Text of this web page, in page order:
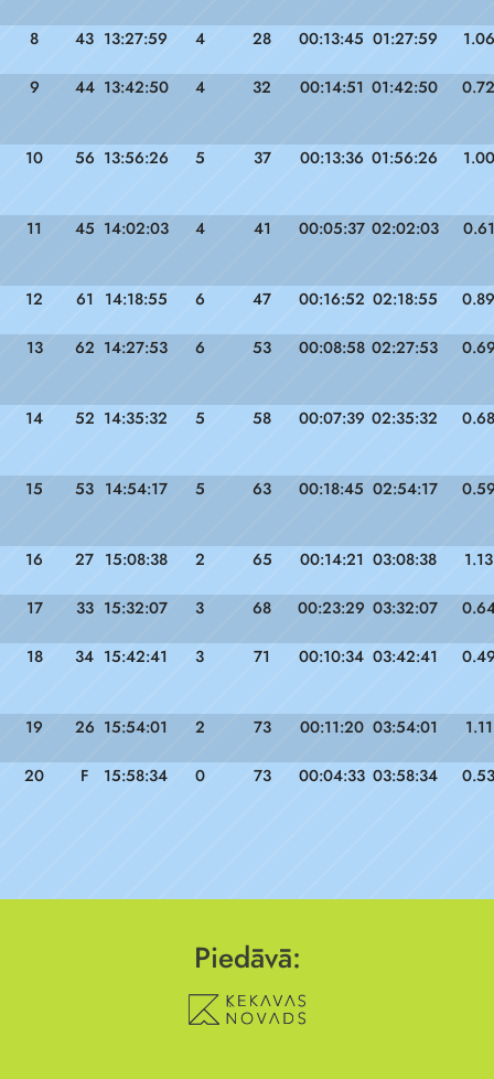
8 43 13:27:59 4 28 00:13:45 01:27:59 1.06
9 44 13:42:50 4 32 00:14:51 01:42:50 0.72
10 56 13:56:26 5 37 00:13:36 01:56:26 1.00
11 45 14:02:03 4 41 00:05:37 02:02:03 0.61
12 61 14:18:55 6 47 00:16:52 02:18:55 0.89
13 62 14:27:53 6 53 00:08:58 02:27:53
14 52 14:35:32 5 58 00:07:39 02:35:32 0.68
15 53 14:54:17 5 63 00:18:45 02:54:17
16 27 15:08:38 2 65 00:14:21 03:08:38 1.13
17 33 15:32:07 3 68 00:23:29 03:32:07
18 34 15:42:41 3 71 00:10:34 03:42:41
19 26 15:54:01 2 73 00:11:20 03:54:01 1.11
20 F 15:58:34 0 73 00:04:33 03:58:34 0.53
Piedāvā: